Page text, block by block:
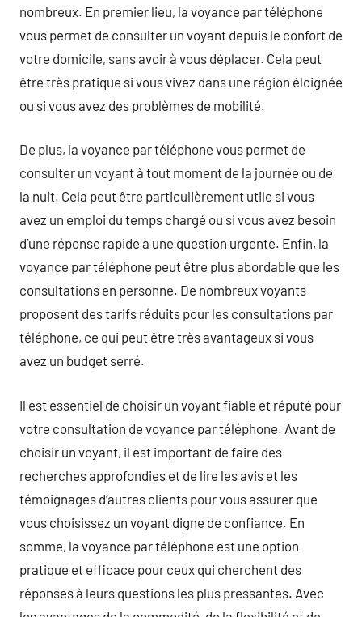
nombreux. En premier lieu, la voyance par téléphone
vous permet de consulter un voyant depuis le confort de
votre domicile, sans avoir à vous déplacer. Cela peut
être très pratique si vous vivez dans une région éloignée
ou si vous avez des problèmes de mobilité.
De plus, la voyance par téléphone vous permet de
consulter un voyant à tout moment de la journée ou de
la nuit. Cela peut être particulièrement utile si vous
avez un emploi du temps chargé ou si vous avez besoin
d’une réponse rapide à une question urgente. Enfin, la
voyance par téléphone peut être plus abordable que les
consultations en personne. De nombreux voyants
proposent des tarifs réduits pour les consultations par
téléphone, ce qui peut être très avantageux si vous
avez un budget serré.
Il est essentiel de choisir un voyant fiable et réputé pour
votre consultation de voyance par téléphone. Avant de
choisir un voyant, il est important de faire des
recherches approfondies et de lire les avis et les
témoignages d’autres clients pour vous assurer que
vous choisissez un voyant digne de confiance. En
somme, la voyance par téléphone est une option
pratique et efficace pour ceux qui cherchent des
réponses à leurs questions les plus pressantes. Avec